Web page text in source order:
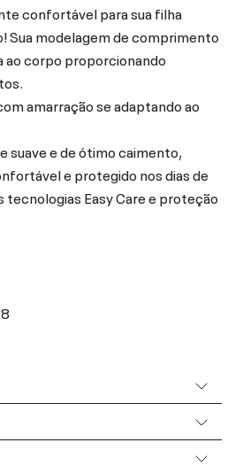
confortável para sua filha
Sua modelagem de comprimento
corpo proporcionando
amarração se adaptando ao
suave e de ótimo caimento,
e protegido nos dias de
tecnologias Easy Care e proteção